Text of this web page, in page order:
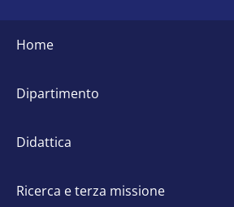
dipartimentali
home
dipartimento
didattica
ricerca e terza missione